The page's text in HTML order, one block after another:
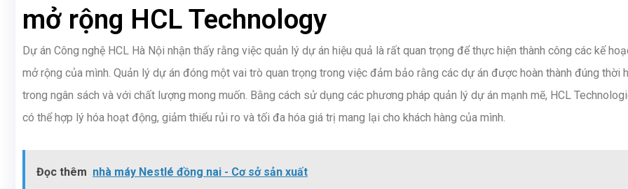
mở rộng HCL Technology
Dự án Công nghệ HCL Hà Nội nhận thấy rằng việc quản lý dự án hiệu quả là rất quan trọng để thực hiện thành công các kế
mở rộng của mình. Quản lý dự án đóng một vai trò quan trọng trong việc đảm bảo rằng các dự án được hoàn thành đúng thời
trong ngân sách và với chất lượng mong muốn. Bằng cách sử dụng các phương pháp quản lý dự án mạnh mẽ, HCL
có thể hợp lý hóa hoạt động, giảm thiểu rủi ro và tối đa hóa giá trị mang lại cho khách hàng của mình.
Đọc thêm nhà máy Nestlé đồng nai - Cơ sở sản xuất